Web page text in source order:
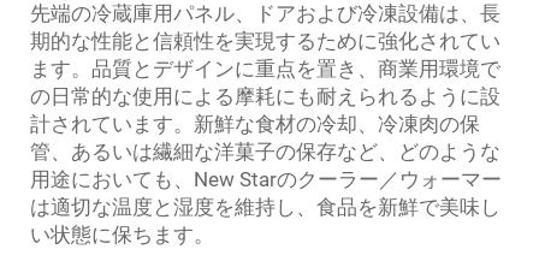
先端の冷蔵庫用パネル、ドアおよび冷凍設備は、長
期的な性能と信頼性を実現するために強化されてい
ます。品質とデザインに重点を置き、商業用環境で
の日常的な使用による摩耗にも耐えられるように設
計されています。新鮮な食材の冷却、冷凍肉の保
管、あるいは繊細な洋菓子の保存など、どのような
用途においても、New Starのクーラー／ウォーマー
は適切な温度と湿度を維持し、食品を新鮮で美味し
い状態に保ちます。